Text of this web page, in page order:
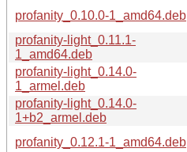
profanity_0.10.0-1_amd64.deb
profanity-light_0.11.1-
1_amd64.deb
profanity-light_0.14.0-
1_armel.deb
profanity-light_0.14.0-
1+b2_armel.deb
profanity_0.12.1-1_amd64.deb